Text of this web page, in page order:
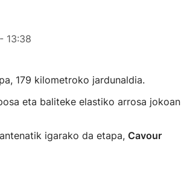
13:38
179 kilometroko jardunaldia.
eta baliteke elastiko arrosa jokoan
igarako da etapa, Cavour